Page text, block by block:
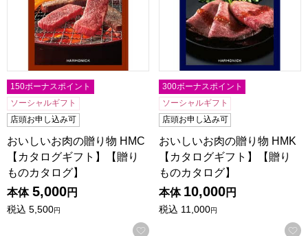
150ボーナスポイント
ソーシャルギフト
店頭お申し込み可
おいしいお肉の贈り物 HMC
【カタログギフト】【贈り
ものカタログ】
本体 5,000円
税込 5,500円
お気に入りに登録する
300ボーナスポイント
ソーシャルギフト
店頭お申し込み可
おいしいお肉の贈り物 HMK
【カタログギフト】【贈り
ものカタログ】
本体 10,000円
税込 11,000円